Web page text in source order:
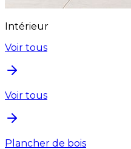
Intérieur
Voir tous
Voir tous
Plancher de bois